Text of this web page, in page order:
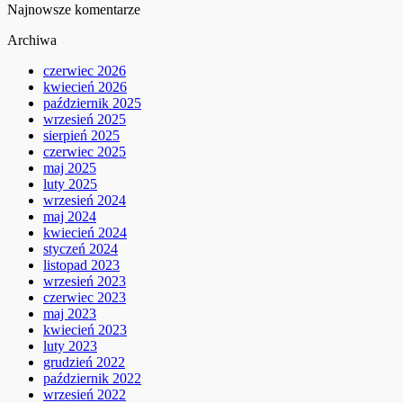
Najnowsze komentarze
Archiwa
czerwiec 2026
kwiecień 2026
październik 2025
wrzesień 2025
sierpień 2025
czerwiec 2025
maj 2025
luty 2025
wrzesień 2024
maj 2024
kwiecień 2024
styczeń 2024
listopad 2023
wrzesień 2023
czerwiec 2023
maj 2023
kwiecień 2023
luty 2023
grudzień 2022
październik 2022
wrzesień 2022